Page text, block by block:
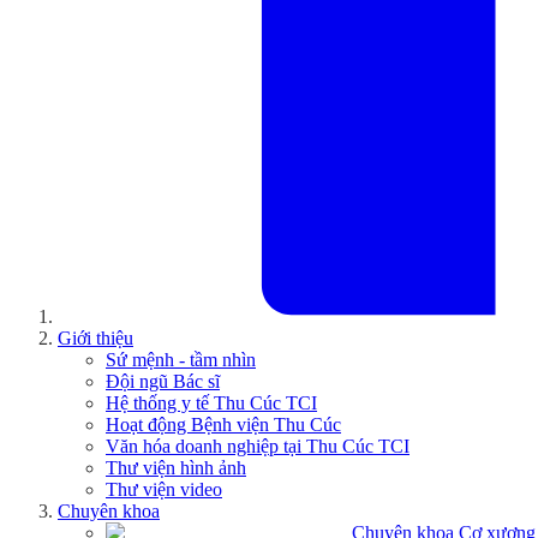
Giới thiệu
Sứ mệnh - tầm nhìn
Đội ngũ Bác sĩ
Hệ thống y tế Thu Cúc TCI
Hoạt động Bệnh viện Thu Cúc
Văn hóa doanh nghiệp tại Thu Cúc TCI
Thư viện hình ảnh
Thư viện video
Chuyên khoa
Chuyên khoa Cơ